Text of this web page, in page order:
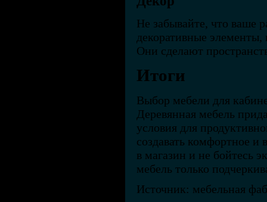
Не забывайте, что ваше
декоративные
Они сделают
Итоги
Выбор мебели для
Деревянная мебель
условия для
создавать комфортное и
в магазин и не бойтесь
мебель только
Источник: мебельная